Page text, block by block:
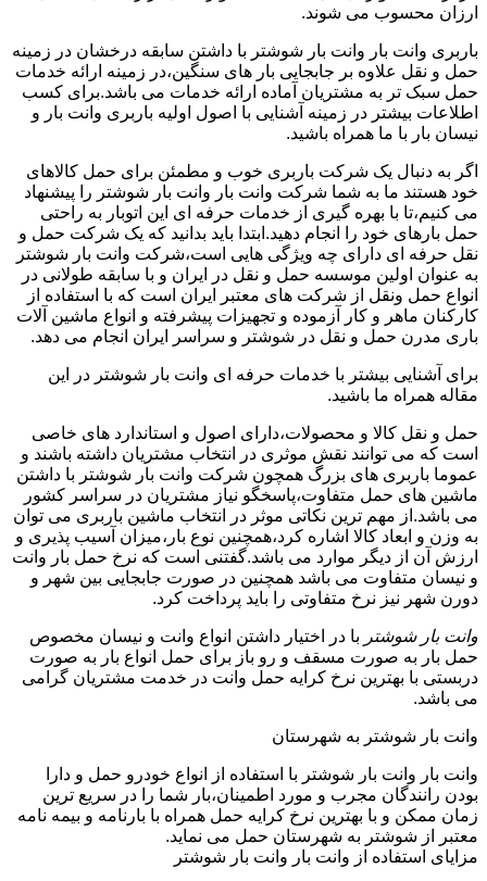
ارزان محسوب می شوند.
باربری وانت بار وانت بار شوشتر با داشتن سابقه درخشان در زمینه
حمل و نقل علاوه بر جابجایی بار های سنگین،در زمینه ارائه خدمات
حمل سبک تر به مشتریان آماده ارائه خدمات می باشد.برای کسب
اطلاعات بیشتر در زمینه آشنایی با اصول اولیه باربری وانت بار و
نیسان بار با ما همراه باشید.
اگر به دنبال یک شرکت باربری خوب و مطمئن برای حمل کالاهای
خود هستند ما به شما شرکت وانت بار وانت بار شوشتر را پیشنهاد
می کنیم،تا با بهره گیری از خدمات حرفه ای این اتوبار به راحتی
حمل بارهای خود را انجام دهید.ابتدا باید بدانید که یک شرکت حمل و
نقل حرفه ای دارای چه ویژگی هایی است،شرکت وانت بار شوشتر
به عنوان اولین موسسه حمل و نقل در ایران و با سابقه طولانی در
انواع حمل ونقل از شرکت های معتبر ایران است که با استفاده از
کارکنان ماهر و کار آزموده و تجهیزات پیشرفته و انواع ماشین آلات
باری مدرن حمل و نقل در شوشتر و سراسر ایران انجام می دهد.
برای آشنایی بیشتر با خدمات حرفه ای وانت بار شوشتر در این
مقاله همراه ما باشید.
حمل و نقل کالا و محصولات،دارای اصول و استاندارد های خاصی
است که می توانند نقش موثری در انتخاب مشتریان داشته باشند و
عموما باربری های بزرگ همچون شرکت وانت بار شوشتر با داشتن
ماشین های حمل متفاوت،پاسخگو نیاز مشتریان در سراسر کشور
می باشد.از مهم ترین نکاتی موثر در انتخاب ماشین باربری می توان
به وزن و ابعاد کالا اشاره کرد،همچنین نوع بار،میزان آسیب پذیری و
ارزش آن از دیگر موارد می باشد.گفتنی است که نرخ حمل بار وانت
و نیسان متفاوت می باشد همچنین در صورت جابجایی بین شهر و
دورن شهر نیز نرخ متفاوتی را باید پرداخت کرد.
وانت بار شوشتر با در اختیار داشتن انواع وانت و نیسان مخصوص
حمل بار به صورت مسقف و رو باز برای حمل انواع بار به صورت
دربستی با بهترین نرخ کرایه حمل وانت در خدمت مشتریان گرامی
می باشد.
وانت بار شوشتر به شهرستان
وانت بار وانت بار شوشتر با استفاده از انواع خودرو حمل و دارا
بودن رانندگان مجرب و مورد اطمینان،بار شما را در سریع ترین
زمان ممکن و با بهترین نرخ کرایه حمل همراه با بارنامه و بیمه نامه
معتبر از شوشتر به شهرستان حمل می نماید.
مزایای استفاده از وانت بار وانت بار شوشتر